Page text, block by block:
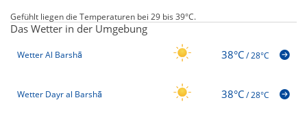
Gefühlt liegen die Temperaturen bei 29 bis 39°C.
Das Wetter in der Umgebung
Wetter Al Barshā 38°C/28°C
Wetter Dayr al Barshā 38°C/28°C